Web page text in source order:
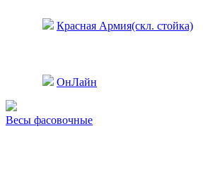
Красная Армия(скл. стойка)
ОнЛайн
Весы фасовочные